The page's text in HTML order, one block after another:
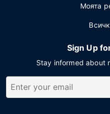
Моята
Sign Up
Stay informed about